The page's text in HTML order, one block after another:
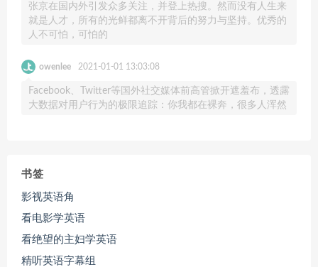
张京在国内外引发众多关注，并登上热搜。然而没有人生来
就是人才，所有的光鲜都离不开背后的努力与坚持。优秀的
人不可怕，可怕的
owenlee 2021-01-01 13:03:08
Facebook、Twitter等国外社交媒体前高管掀开遮羞布，透露
大数据对用户行为的极限追踪：你我都在裸奔，很多人浑然
书签
影视英语角
看电影学英语
看绝望的主妇学英语
精听英语字幕组